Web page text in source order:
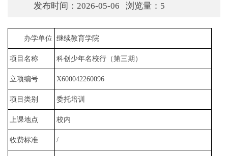
发布时间：2026-05-06 浏览量： 5
办学单位 继续教育学院
项目名称 科创少年名校行（第三期）
立项编号 X600042260096
项目类别 委托培训
上课地点 校内
收费标准 /